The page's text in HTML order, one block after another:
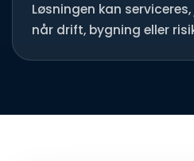
Løsningen kan
når drift, bygning eller